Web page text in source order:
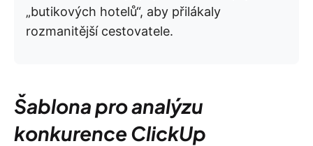
„butikových hotelů“, aby přilákaly
rozmanitější cestovatele.
Šablona pro analýzu
konkurence ClickUp